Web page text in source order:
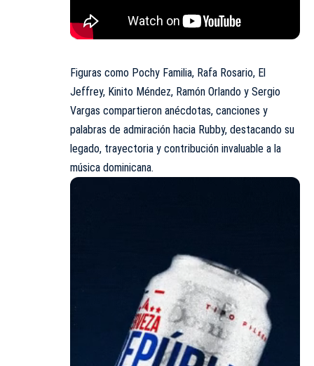
Figuras como Pochy Familia, Rafa Rosario, El
Jeffrey, Kinito Méndez, Ramón Orlando y Sergio
Vargas compartieron anécdotas, canciones y
palabras de admiración hacia Rubby, destacando su
legado, trayectoria y contribución invaluable a la
música dominicana.